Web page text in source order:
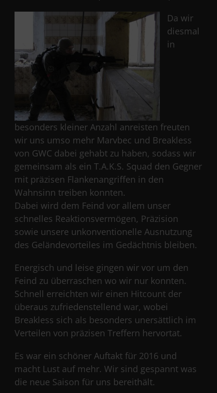
Da wir
diesmal
in
besonders kleiner Anzahl anreisten freuten
wir uns umso mehr Marvbec und Breakless
von GWC dabei gehabt zu haben, sodass wir
gemeinsam als ein T.A.K.S. Squad den Gegner
mit präzisen Flankenangriffen in den
Wahnsinn treiben konnten.
Dabei wird dem Feind vor allem unser
schnelles Reaktionsvermögen, Präzision
sowie unsere unkonventionelle Ausnutzung
des Geländevorteiles im Gedächtnis bleiben.
Energisch und leise gingen wir vor um den
Feind zu überraschen wo wir nur konnten.
Schnell erreichten wir einen Hitcount der
überaus zufriedenstellend war, wobei
Breakless sich als besonders unersättlich im
Verteilen von präzisen Treffern hervortat.
Es war ein schöner Auftakt für 2016 und
macht Lust auf mehr. Wir sind gespannt was
die neue Saison für uns bereithält.